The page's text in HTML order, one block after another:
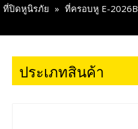
ที่ปิดหูนิรภัย » ที่ครอบหู E-2026B
ประเภทสินค้า